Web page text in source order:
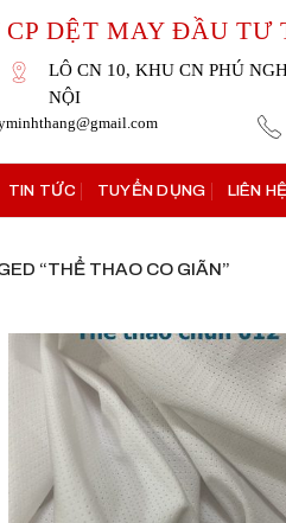
CP DỆT MAY ĐẦU
LÔ CN 10, KHU CN PHÚ
NỘI
TIN TỨC TUYỂN DỤNG LIÊN HỆ
“THỂ THAO CO GIÃN”